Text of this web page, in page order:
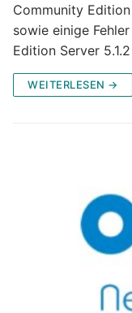
Community
sowie einige
Edition Server
WEITERLESEN →